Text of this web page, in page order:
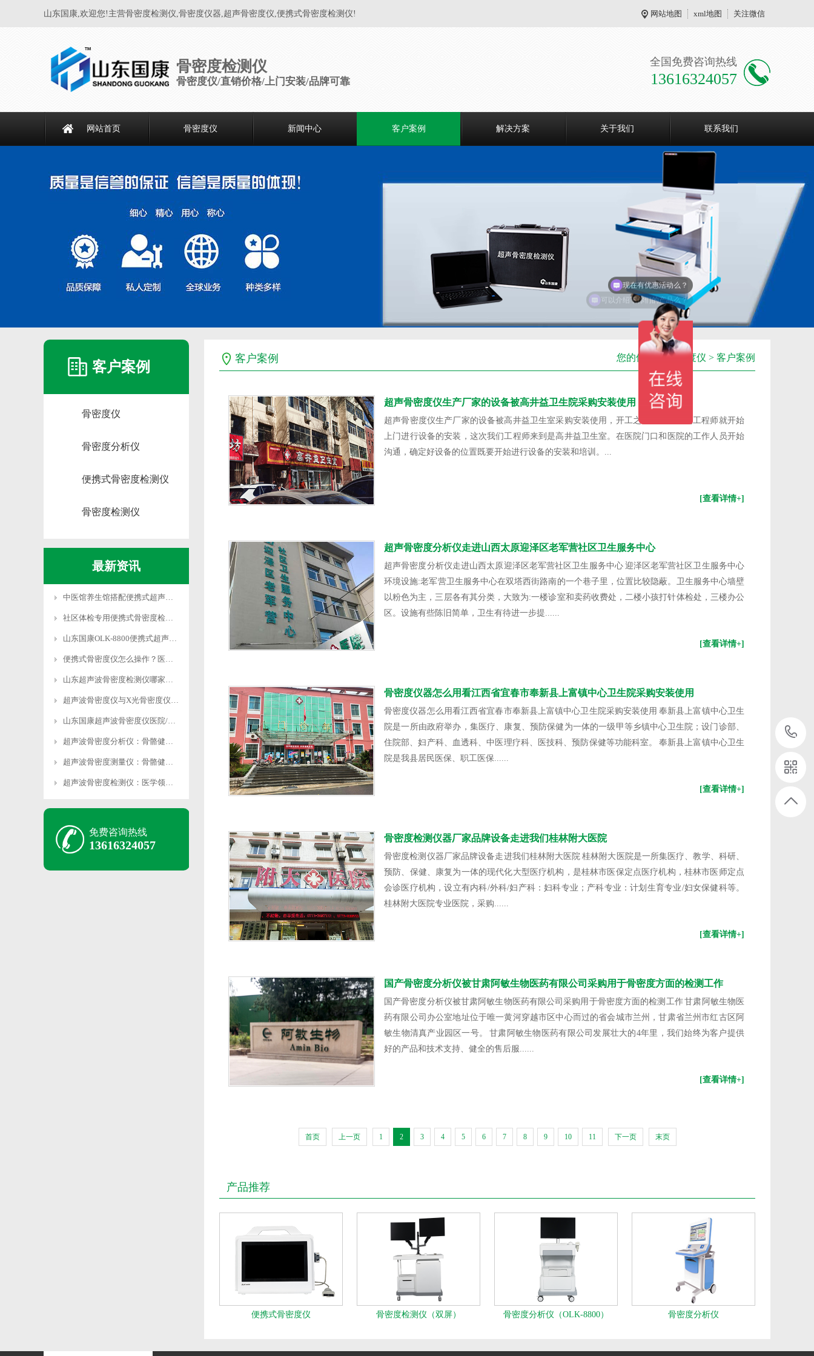
山东国康,欢迎您!主营骨密度检测仪,骨密度仪器,超声骨密度仪,便携式骨密度检测仪! 网站地图 xml地图 关注微信
骨密度检测仪
骨密度仪/直销价格/上门安装/品牌可靠
全国免费咨询热线
13616324057
网站首页 骨密度仪 新闻中心 客户案例 解决方案 关于我们 联系我们
客户案例
骨密度仪
骨密度分析仪
便携式骨密度检测仪
骨密度检测仪
最新资讯
中医馆养生馆搭配便携式超声波骨密度仪完善健康服务
社区体检专用便携式骨密度检测仪快速排查骨质疏松
山东国康OLK-8800便携式超声骨密度仪无创检测
便携式骨密度仪怎么操作？医用级设备 专业人员指导使
山东超声波骨密度检测仪哪家好？国康医用级设备精准度
超声波骨密度仪与X光骨密度仪区别无创无辐射检测更安
山东国康超声波骨密度仪医院/体检中心专用精准度高操
超声波骨密度分析仪：骨骼健康的“导航仪”，指引健康
超声波骨密度测量仪：骨骼健康背后的“神秘探测器”？
超声波骨密度检测仪：医学领域骨骼健康检测的权威之选
免费咨询热线
13616324057
客户案例 您的位置： 骨密度仪 > 客户案例
超声骨密度仪生产厂家的设备被高井益卫生院采购​安装使用
超声骨密度仪生产厂家的设备被高井益卫生室采购安装使用，开工之后我们公司的工程师就开始
上门进行设备的安装，这次我们工程师来到是高井益卫生室。在医院门口和医院的工作人员开始
沟通，确定好设备的位置既要开始进行设备的安装和培训。...
[查看详情+]
超声骨密度分析仪走进山西太原迎泽区老军营社区卫生服务中心
超声骨密度分析仪走进山西太原迎泽区老军营社区卫生服务中心 迎泽区老军营社区卫生服务中心
环境设施:老军营卫生服务中心在双塔西街路南的一个巷子里，位置比较隐蔽。卫生服务中心墙壁
以粉色为主，三层各有其分类，大致为:一楼诊室和卖药收费处，二楼小孩打针体检处，三楼办公
区。设施有些陈旧简单，卫生有待进一步提......
[查看详情+]
骨密度仪器怎么用看江西省宜春市奉新县上富镇中心卫生院采购安装使用
骨密度仪器怎么用看江西省宜春市奉新县上富镇中心卫生院采购安装使用 奉新县上富镇中心卫生
院是一所由政府举办，集医疗、康复、预防保健为一体的一级甲等乡镇中心卫生院；设门诊部、
住院部、妇产科、血透科、中医理疗科、医技科、预防保健等功能科室。 奉新县上富镇中心卫生
院是我县居民医保、职工医保......
[查看详情+]
骨密度检测仪器厂家品牌设备走进我们桂林附大医院
骨密度检测仪器厂家品牌设备走进我们桂林附大医院 桂林附大医院是一所集医疗、教学、科研、
预防、保健、康复为一体的现代化大型医疗机构，是桂林市医保定点医疗机构，桂林市医师定点
会诊医疗机构，设立有内科/外科/妇产科：妇科专业；产科专业：计划生育专业/妇女保健科等。
桂林附大医院专业医院，采购......
[查看详情+]
国产骨密度分析仪被甘肃阿敏生物医药有限公司采购用于骨密度方面的检测工作
国产骨密度分析仪被甘肃阿敏生物医药有限公司采购用于骨密度方面的检测工作 甘肃阿敏生物医
药有限公司办公室地址位于唯一黄河穿越市区中心而过的省会城市兰州，甘肃省兰州市红古区阿
敏生物清真产业园区一号。 甘肃阿敏生物医药有限公司发展壮大的4年里，我们始终为客户提供
好的产品和技术支持、健全的售后服......
[查看详情+]
首页 上一页 1 2 3 4 5 6 7 8 9 10 11 下一页 末页
产品推荐
便携式骨密度仪 骨密度检测仪（双屏） 骨密度分析仪（OLK-8800） 骨密度分析仪
可以介绍下你们的产品么？
现在有优惠活动么？